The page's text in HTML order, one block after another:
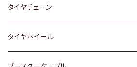
三菱
スバル
マツダ
三菱
いすゞ
ダイハツ
日産
ダイハツ
スズキ
日産
スズキ
日産
トヨタ
マツダ
タイヤチェーン
タイヤホイール